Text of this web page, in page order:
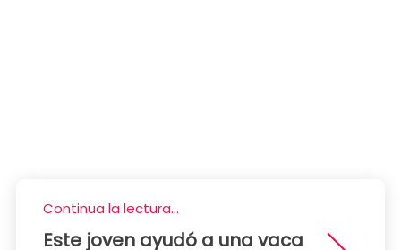
Continua la lectura...
Este joven ayudó a una vaca